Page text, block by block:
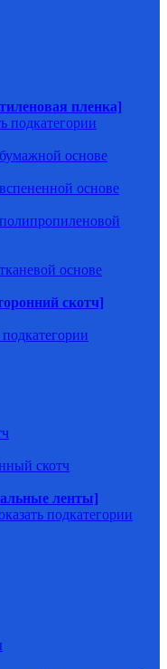
пленка]
подкатегории
основе
основе
основе
скотч]
скотч
ленты]
подкатегории